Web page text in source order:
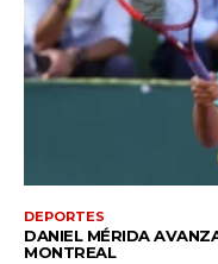
DEPORTES
DANIEL MÉRIDA
MONTREAL